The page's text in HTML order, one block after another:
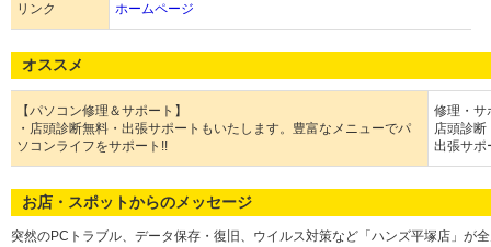
リンク ホームページ
オススメ
【パソコン修理＆サポート】
・店頭診断無料・出張サポートもいたします。豊富なメニューでパ
ソコンライフをサポート!!
修理・サ
店頭診
出張サポ
お店・スポットからのメッセージ
突然のPCトラブル、データ保存・復旧、ウイルス対策など「ハンズ平塚店」が